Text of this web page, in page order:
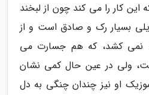
کار را می کند چون از لبخند
بسیار رک و صادق است و از
کشد، که هم جسارت می
ولی در عین حال کمی نشان
او نیز چندان چنگی به دل